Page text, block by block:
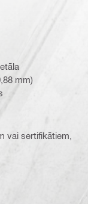
mm)
vai sertifikātiem,